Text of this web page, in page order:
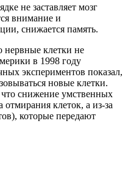
не заставляет мозг
внимание и
снижается память.
клетки не
в 1998 году
экспериментов показал,
новые клетки.
снижение умственных
отмирания клеток, а из-за
которые передают